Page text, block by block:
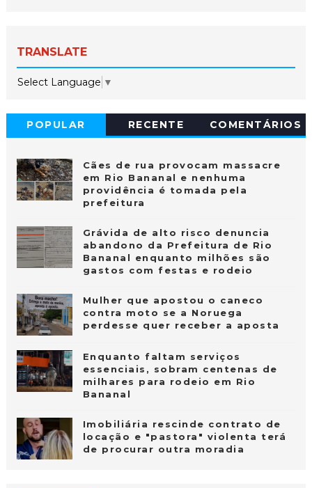
TRANSLATE
Select Language ▼
POPULAR RECENTE COMENTÁRIOS
Cães de rua provocam massacre
em Rio Bananal e nenhuma
providência é tomada pela
prefeitura
Grávida de alto risco denuncia
abandono da Prefeitura de Rio
Bananal enquanto milhões são
gastos com festas e rodeio
Mulher que apostou o caneco
contra moto se a Noruega
perdesse quer receber a aposta
Enquanto faltam serviços
essenciais, sobram centenas de
milhares para rodeio em Rio
Bananal
Imobiliária rescinde contrato de
locação e "pastora" violenta terá
de procurar outra moradia